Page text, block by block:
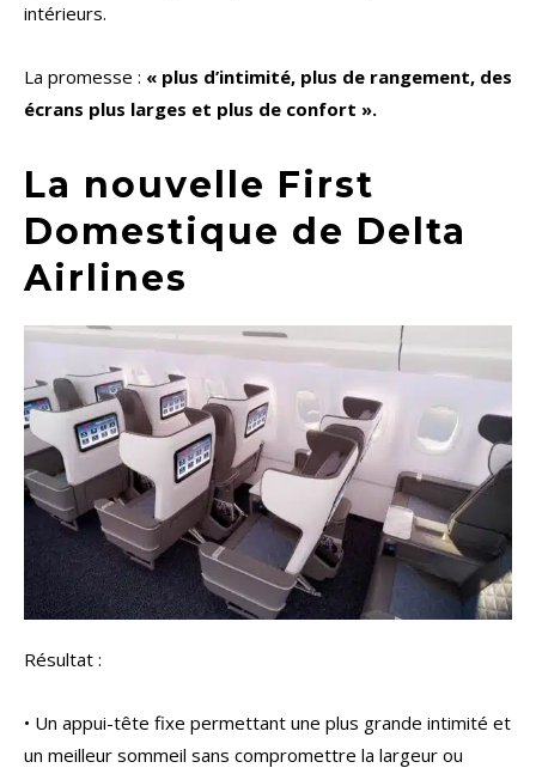
intérieurs.
La promesse : « plus d’intimité, plus de rangement, des
écrans plus larges et plus de confort ».
La nouvelle First
Domestique de Delta
Airlines
Résultat :
• Un appui-tête fixe permettant une plus grande intimité et
un meilleur sommeil sans compromettre la largeur ou